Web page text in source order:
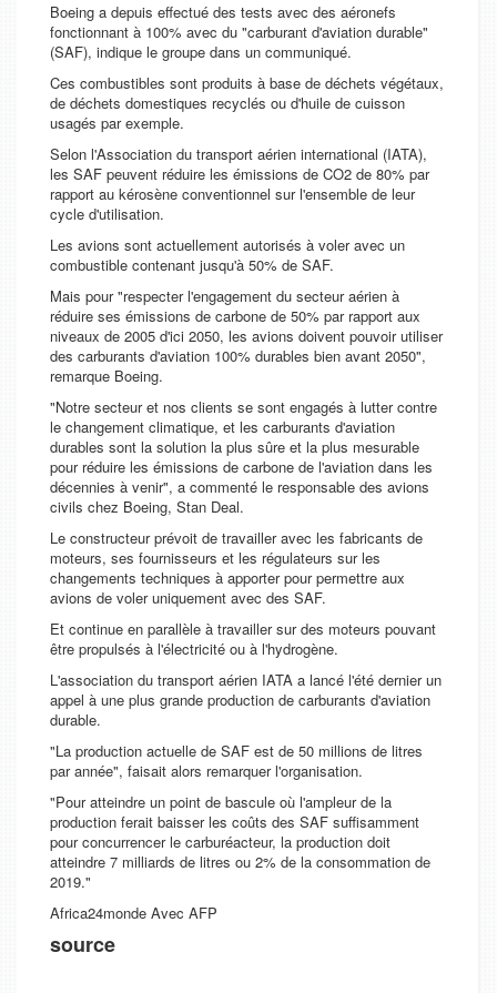
Boeing a depuis effectué des tests avec des aéronefs
fonctionnant à 100% avec du "carburant d'aviation durable"
(SAF), indique le groupe dans un communiqué.
Ces combustibles sont produits à base de déchets végétaux,
de déchets domestiques recyclés ou d'huile de cuisson
usagés par exemple.
Selon l'Association du transport aérien international (IATA),
les SAF peuvent réduire les émissions de CO2 de 80% par
rapport au kérosène conventionnel sur l'ensemble de leur
cycle d'utilisation.
Les avions sont actuellement autorisés à voler avec un
combustible contenant jusqu'à 50% de SAF.
Mais pour "respecter l'engagement du secteur aérien à
réduire ses émissions de carbone de 50% par rapport aux
niveaux de 2005 d'ici 2050, les avions doivent pouvoir utiliser
des carburants d'aviation 100% durables bien avant 2050",
remarque Boeing.
"Notre secteur et nos clients se sont engagés à lutter contre
le changement climatique, et les carburants d'aviation
durables sont la solution la plus sûre et la plus mesurable
pour réduire les émissions de carbone de l'aviation dans les
décennies à venir", a commenté le responsable des avions
civils chez Boeing, Stan Deal.
Le constructeur prévoit de travailler avec les fabricants de
moteurs, ses fournisseurs et les régulateurs sur les
changements techniques à apporter pour permettre aux
avions de voler uniquement avec des SAF.
Et continue en parallèle à travailler sur des moteurs pouvant
être propulsés à l'électricité ou à l'hydrogène.
L'association du transport aérien IATA a lancé l'été dernier un
appel à une plus grande production de carburants d'aviation
durable.
"La production actuelle de SAF est de 50 millions de litres
par année", faisait alors remarquer l'organisation.
"Pour atteindre un point de bascule où l'ampleur de la
production ferait baisser les coûts des SAF suffisamment
pour concurrencer le carburéacteur, la production doit
atteindre 7 milliards de litres ou 2% de la consommation de
2019."
Africa24monde Avec AFP
source